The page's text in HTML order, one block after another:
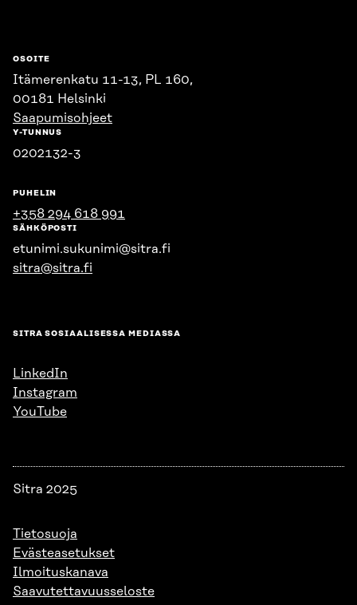
OSOITE
Itämerenkatu 11-13, PL 160,
00181 Helsinki
Saapumisohjeet
Y-TUNNUS
0202132-3
PUHELIN
+358 294 618 991
SÄHKÖPOSTI
etunimi.sukunimi@sitra.fi
sitra@sitra.fi
SITRA SOSIAALISESSA MEDIASSA
LinkedIn
Instagram
YouTube
Sitra 2025
Tietosuoja
Evästeasetukset
Ilmoituskanava
Saavutettavuusseloste